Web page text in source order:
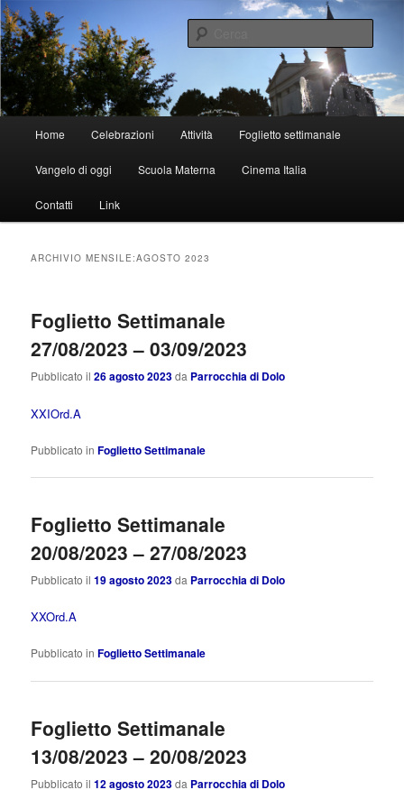
Vai
al
contenuto
principale
Vai
al
contenuto
secondarioParrocchia di Dolo
principale
Home Celebrazioni Attività Foglietto settimanale
Vangelo di oggi Scuola Materna Cinema Italia
Contatti Link
ARCHIVIO MENSILE:AGOSTO 2023
Foglietto Settimanale
27/08/2023 – 03/09/2023
Pubblicato il26 agosto 2023da Parrocchia di Dolo
XXIOrd.A
Pubblicato in Foglietto Settimanale
Foglietto Settimanale
20/08/2023 – 27/08/2023
Pubblicato il19 agosto 2023da Parrocchia di Dolo
XXOrd.A
Pubblicato in Foglietto Settimanale
Foglietto Settimanale
13/08/2023 – 20/08/2023
Pubblicato il12 agosto 2023da Parrocchia di Dolo